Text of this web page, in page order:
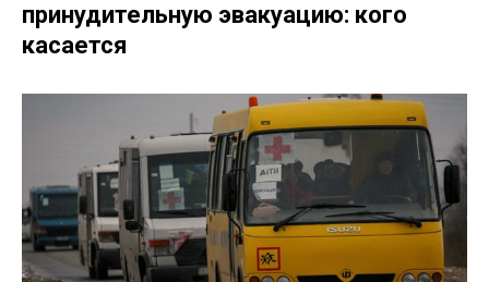
принудительную эвакуацию: кого
касается